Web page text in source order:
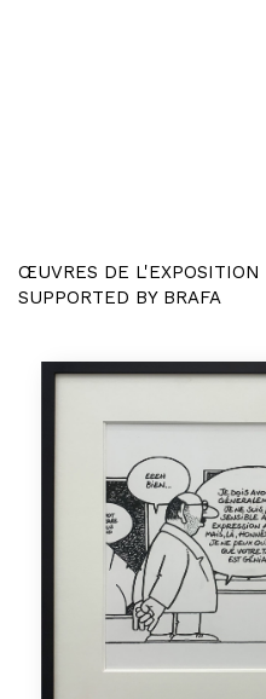
ŒUVRES DE L'EXPOSITION
SUPPORTED BY BRAFA